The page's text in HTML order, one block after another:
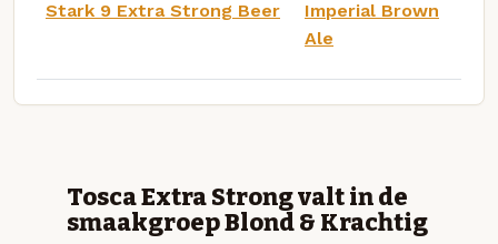
Stark 9 Extra Strong Beer
Imperial Brown
Ale
Tosca Extra Strong valt in de
smaakgroep Blond & Krachtig